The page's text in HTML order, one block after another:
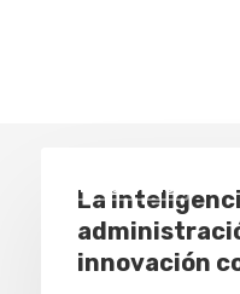
Empresas
La
innovación